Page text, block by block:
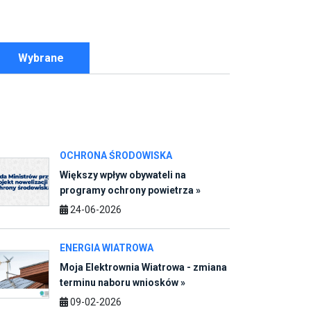
Wybrane
OCHRONA ŚRODOWISKA
Większy wpływ obywateli na
programy ochrony powietrza »
24-06-2026
ENERGIA WIATROWA
Moja Elektrownia Wiatrowa - zmiana
terminu naboru wniosków »
09-02-2026